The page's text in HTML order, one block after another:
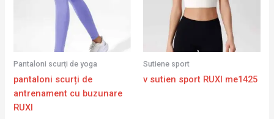
Pantaloni scurți de yoga
pantaloni scurți de
antrenament cu buzunare
RUXI
Sutiene sport
v sutien sport RUXI me1425